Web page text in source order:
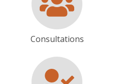
Consultations